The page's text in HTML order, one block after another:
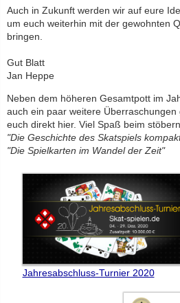
Auch in Zukunft werden wir auf eure
um euch weiterhin mit der gewohnten
bringen.
Gut Blatt
Jan Heppe
Neben dem höheren Gesamtpott im
auch ein paar weitere
euch direkt hier. Viel Spaß beim
"Die Geschichte des Skatspiels
"Die Spielkarten im Wandel der Zeit"
Jahresabschluss-Turnier 2020